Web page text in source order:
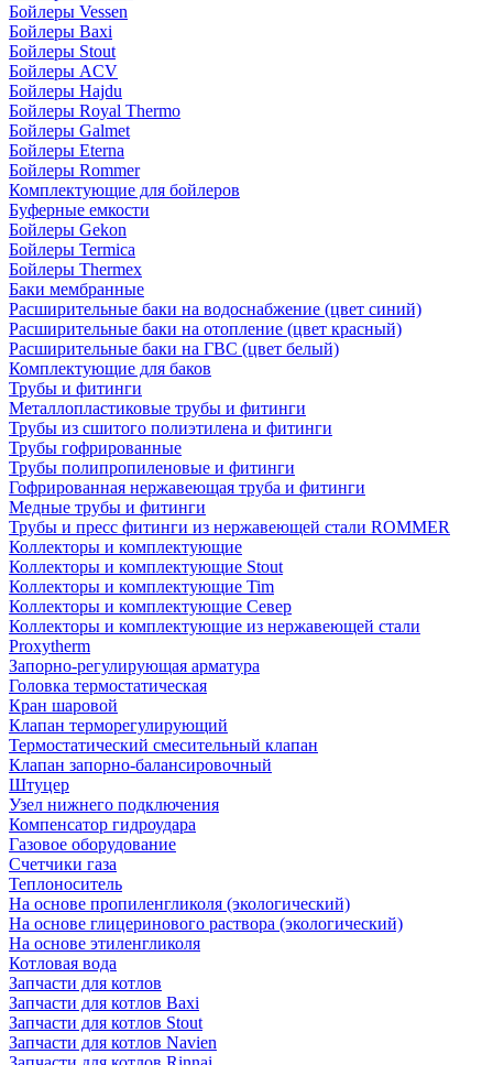
Бойлеры Vessen
Бойлеры Baxi
Бойлеры Stout
Бойлеры ACV
Бойлеры Hajdu
Бойлеры Royal Thermo
Бойлеры Galmet
Бойлеры Eterna
Бойлеры Rommer
Комплектующие для бойлеров
Буферные емкости
Бойлеры Gekon
Бойлеры Termica
Бойлеры Thermex
Баки мембранные
Расширительные баки на водоснабжение (цвет синий)
Расширительные баки на отопление (цвет красный)
Расширительные баки на ГВС (цвет белый)
Комплектующие для баков
Трубы и фитинги
Металлопластиковые трубы и фитинги
Трубы из сшитого полиэтилена и фитинги
Трубы гофрированные
Трубы полипропиленовые и фитинги
Гофрированная нержавеющая труба и фитинги
Медные трубы и фитинги
Трубы и пресс фитинги из нержавеющей стали ROMMER
Коллекторы и комплектующие
Коллекторы и комплектующие Stout
Коллекторы и комплектующие Tim
Коллекторы и комплектующие Север
Коллекторы и комплектующие из нержавеющей стали
Proxytherm
Запорно-регулирующая арматура
Головка термостатическая
Кран шаровой
Клапан терморегулирующий
Термостатический смесительный клапан
Клапан запорно-балансировочный
Штуцер
Узел нижнего подключения
Компенсатор гидроудара
Газовое оборудование
Счетчики газа
Теплоноситель
На основе пропиленгликоля (экологический)
На основе глицеринового раствора (экологический)
На основе этиленгликоля
Котловая вода
Запчасти для котлов
Запчасти для котлов Baxi
Запчасти для котлов Stout
Запчасти для котлов Navien